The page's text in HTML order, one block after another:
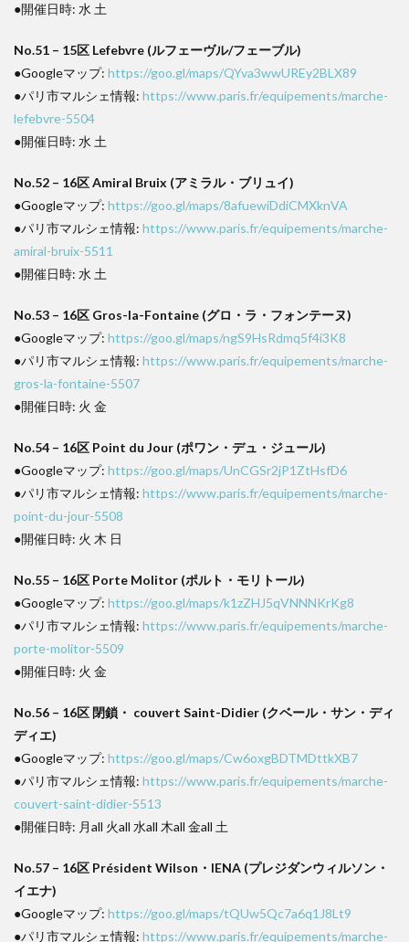
●開催日時: 水 土
No.51 – 15区 Lefebvre (ルフェーヴル/フェーブル)
●Googleマップ: https://goo.gl/maps/QYva3wwUREy2BLX89
●パリ市マルシェ情報: https://www.paris.fr/equipements/marche-
lefebvre-5504
●開催日時: 水 土
No.52 – 16区 Amiral Bruix (アミラル・ブリュイ)
●Googleマップ: https://goo.gl/maps/8afuewiDdiCMXknVA
●パリ市マルシェ情報: https://www.paris.fr/equipements/marche-
amiral-bruix-5511
●開催日時: 水 土
No.53 – 16区 Gros-la-Fontaine (グロ・ラ・フォンテーヌ)
●Googleマップ: https://goo.gl/maps/ngS9HsRdmq5f4i3K8
●パリ市マルシェ情報: https://www.paris.fr/equipements/marche-
gros-la-fontaine-5507
●開催日時: 火 金
No.54 – 16区 Point du Jour (ポワン・デュ・ジュール)
●Googleマップ: https://goo.gl/maps/UnCGSr2jP1ZtHsfD6
●パリ市マルシェ情報: https://www.paris.fr/equipements/marche-
point-du-jour-5508
●開催日時: 火 木 日
No.55 – 16区 Porte Molitor (ポルト・モリトール)
●Googleマップ: https://goo.gl/maps/k1zZHJ5qVNNNKrKg8
●パリ市マルシェ情報: https://www.paris.fr/equipements/marche-
porte-molitor-5509
●開催日時: 火 金
No.56 – 16区 閉鎖・ couvert Saint-Didier (クベール・サン・ディ
ディエ)
●Googleマップ: https://goo.gl/maps/Cw6oxgBDTMDttkXB7
●パリ市マルシェ情報: https://www.paris.fr/equipements/marche-
couvert-saint-didier-5513
●開催日時: 月all 火all 水all 木all 金all 土
No.57 – 16区 Président Wilson・IENA (プレジダンウィルソン・
イエナ)
●Googleマップ: https://goo.gl/maps/tQUw5Qc7a6q1J8Lt9
●パリ市マルシェ情報: https://www.paris.fr/equipements/marche-